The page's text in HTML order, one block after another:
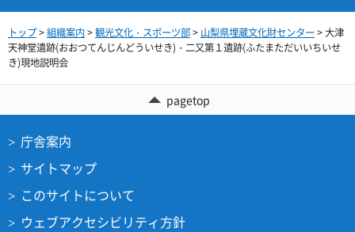
トップ>組織案内>観光文化・スポーツ部> 山梨県埋蔵文化財センター> 大津
天神堂遺跡(おおつてんじんどういせき)・二又第１遺跡(ふたまただいいちいせ
き)現地説明会
pagetop
庁舎案内
サイトマップ
このサイトについて
ウェブアクセシビリティ方針